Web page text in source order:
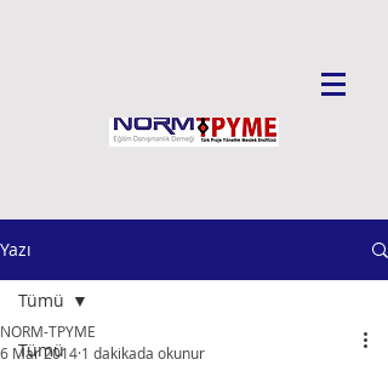
Yazı
Tümü
Tümü
NORM-TPYME
6 Mar 2014 1 dakikada okunur